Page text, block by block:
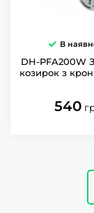
В
DH-PFA200W
козирок з
540